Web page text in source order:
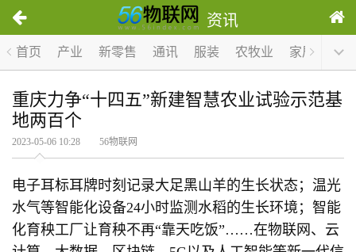
资讯
首页 产业 新零售 通讯 服装 农牧业 家居 医疗
重庆力争“十四五”新建智慧农业试验示范基
地两百个
2023-05-06 10:28 56物联网
电子耳标耳牌时刻记录大足黑山羊的生长状态；温光
水气等智能化设备24小时监测水稻的生长环境；智能
化育秧工厂让育秧不再“靠天吃饭”……在物联网、云